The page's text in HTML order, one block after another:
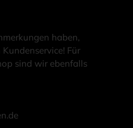
haben,
Für
sind wir ebenfalls